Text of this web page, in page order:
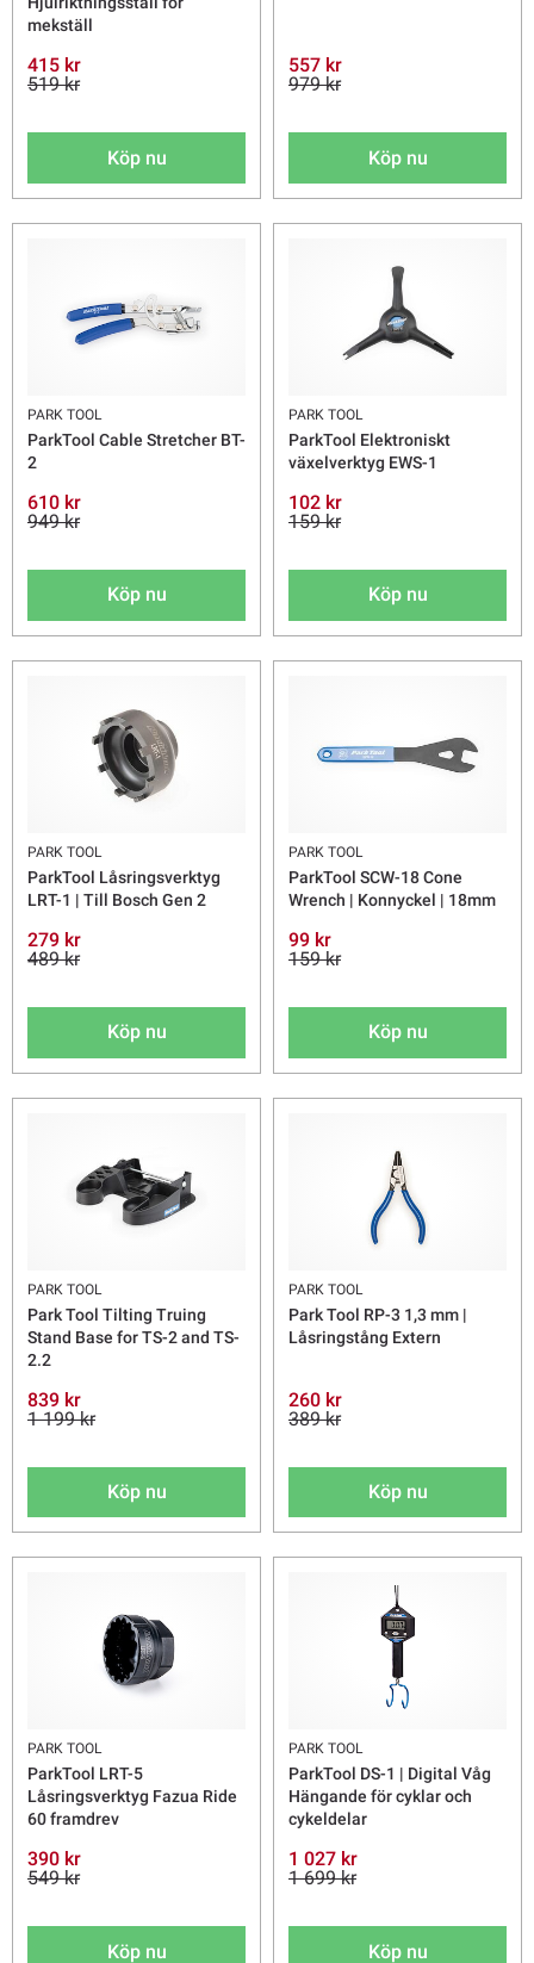
mekställ
415 kr
519 kr
Köp nu
557 kr
979 kr
Köp nu
PARK TOOL
ParkTool Cable Stretcher BT-
2
610 kr
949 kr
Köp nu
PARK TOOL
ParkTool Elektroniskt
växelverktyg EWS-1
102 kr
159 kr
Köp nu
PARK TOOL
ParkTool Låsringsverktyg
LRT-1 | Till Bosch Gen 2
279 kr
489 kr
Köp nu
PARK TOOL
ParkTool SCW-18 Cone
Wrench | Konnyckel | 18mm
99 kr
159 kr
Köp nu
PARK TOOL
Park Tool Tilting Truing
Stand Base for TS-2 and TS-
2.2
839 kr
1 199 kr
Köp nu
PARK TOOL
Park Tool RP-3 1,3 mm |
Låsringstång Extern
260 kr
389 kr
Köp nu
PARK TOOL
ParkTool LRT-5
Låsringsverktyg Fazua Ride
60 framdrev
390 kr
549 kr
Köp nu
PARK TOOL
ParkTool DS-1 | Digital Våg
Hängande för cyklar och
cykeldelar
1 027 kr
1 699 kr
Köp nu